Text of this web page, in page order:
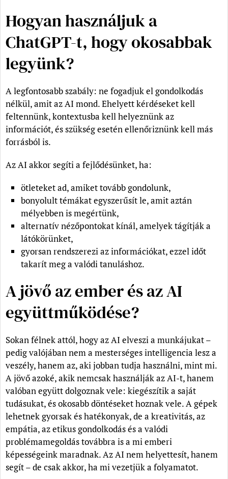
Hogyan használjuk a
ChatGPT-t, hogy okosabbak
legyünk?
A legfontosabb szabály: ne fogadjuk el gondolkodás
nélkül, amit az AI mond. Ehelyett kérdéseket kell
feltennünk, kontextusba kell helyeznünk az
információt, és szükség esetén ellenőriznünk kell más
forrásból is.
Az AI akkor segíti a fejlődésünket, ha:
ötleteket ad, amiket tovább gondolunk,
bonyolult témákat egyszerűsít le, amit aztán
mélyebben is megértünk,
alternatív nézőpontokat kínál, amelyek tágítják a
látókörünket,
gyorsan rendszerezi az információkat, ezzel időt
takarít meg a valódi tanuláshoz.
A jövő az ember és az AI
együttműködése?
Sokan félnek attól, hogy az AI elveszi a munkájukat –
pedig valójában nem a mesterséges intelligencia lesz a
veszély, hanem az, aki jobban tudja használni, mint mi.
A jövő azoké, akik nemcsak használják az AI-t, hanem
valóban együtt dolgoznak vele: kiegészítik a saját
tudásukat, és okosabb döntéseket hoznak vele. A gépek
lehetnek gyorsak és hatékonyak, de a kreativitás, az
empátia, az etikus gondolkodás és a valódi
problémamegoldás továbbra is a mi emberi
képességeink maradnak. Az AI nem helyettesít, hanem
segít – de csak akkor, ha mi vezetjük a folyamatot.